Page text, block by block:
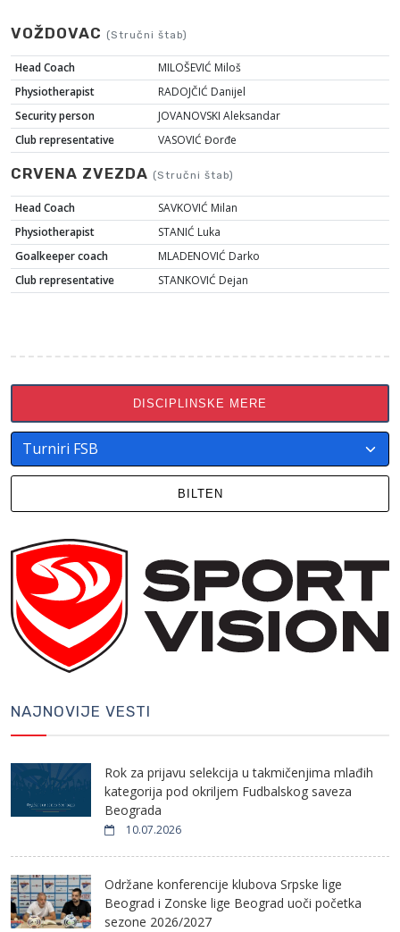
VOŽDOVAC (Stručni štab)
Head Coach
MILOŠEVIĆ Miloš
Physiotherapist
RADOJČIĆ Danijel
Security person
JOVANOVSKI Aleksandar
Club representative
VASOVIĆ Đorđe
CRVENA ZVEZDA (Stručni štab)
Head Coach
SAVKOVIĆ Milan
Physiotherapist
STANIĆ Luka
Goalkeeper coach
MLADENOVIĆ Darko
Club representative
STANKOVIĆ Dejan
DISCIPLINSKE MERE
BILTEN
NAJNOVIJE VESTI
Rok za prijavu selekcija u takmičenjima mlađih
kategorija pod okriljem Fudbalskog saveza
Beograda
10.07.2026
Održane konferencije klubova Srpske lige
Beograd i Zonske lige Beograd uoči početka
sezone 2026/2027